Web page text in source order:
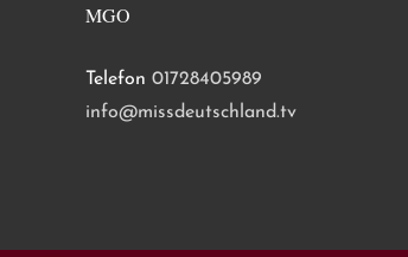
MGO
Telefon 01728405989
info@missdeutschland.tv